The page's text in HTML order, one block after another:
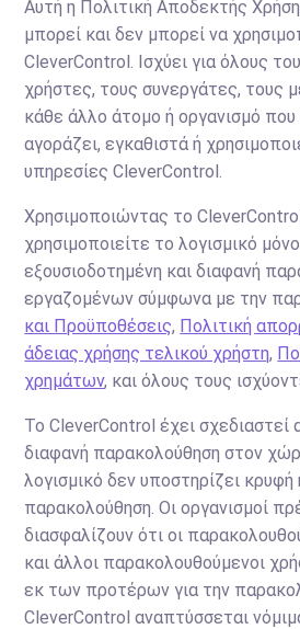
Αυτή η Πολιτική Αποδεκτής
μπορεί και δεν μπορεί να
CleverControl. Ισχύει για όλους
χρήστες, τους συνεργάτες, τους
κάθε άλλο άτομο ή οργανισμό
αγοράζει, εγκαθιστά ή
υπηρεσίες CleverControl.
Χρησιμοποιώντας το
χρησιμοποιείτε το λογισμικό
εξουσιοδοτημένη και διαφανή
εργαζομένων σύμφωνα με την
και Προϋποθέσεις, Πολιτική
άδειας χρήσης τελικού χρήστη,
χρημάτων, και όλους τους
Το CleverControl έχει σχεδιαστεί
διαφανή παρακολούθηση στον
λογισμικό δεν υποστηρίζει
παρακολούθηση. Οι οργανισμοί
διασφαλίζουν ότι οι
και άλλοι παρακολουθούμενοι
εκ των προτέρων για την
CleverControl αναπτύσσεται